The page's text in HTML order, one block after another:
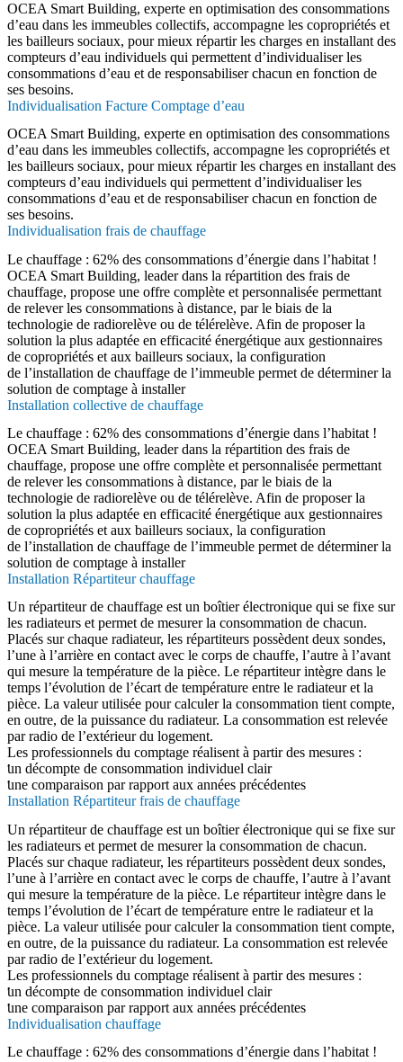
OCEA Smart Building, experte en optimisation des consommations
d’eau dans les immeubles collectifs, accompagne les copropriétés et
les bailleurs sociaux, pour mieux répartir les charges en installant des
compteurs d’eau individuels qui permettent d’individualiser les
consommations d’eau et de responsabiliser chacun en fonction de
ses besoins.
Individualisation Facture Comptage d’eau
OCEA Smart Building, experte en optimisation des consommations
d’eau dans les immeubles collectifs, accompagne les copropriétés et
les bailleurs sociaux, pour mieux répartir les charges en installant des
compteurs d’eau individuels qui permettent d’individualiser les
consommations d’eau et de responsabiliser chacun en fonction de
ses besoins.
Individualisation frais de chauffage
Le chauffage : 62% des consommations d’énergie dans l’habitat !
OCEA Smart Building, leader dans la répartition des frais de
chauffage, propose une offre complète et personnalisée permettant
de relever les consommations à distance, par le biais de la
technologie de radiorelève ou de télérelève. Afin de proposer la
solution la plus adaptée en efficacité énergétique aux gestionnaires
de copropriétés et aux bailleurs sociaux, la configuration
de l’installation de chauffage de l’immeuble permet de déterminer la
solution de comptage à installer
Installation collective de chauffage
Le chauffage : 62% des consommations d’énergie dans l’habitat !
OCEA Smart Building, leader dans la répartition des frais de
chauffage, propose une offre complète et personnalisée permettant
de relever les consommations à distance, par le biais de la
technologie de radiorelève ou de télérelève. Afin de proposer la
solution la plus adaptée en efficacité énergétique aux gestionnaires
de copropriétés et aux bailleurs sociaux, la configuration
de l’installation de chauffage de l’immeuble permet de déterminer la
solution de comptage à installer
Installation Répartiteur chauffage
Un répartiteur de chauffage est un boîtier électronique qui se fixe sur
les radiateurs et permet de mesurer la consommation de chacun.
Placés sur chaque radiateur, les répartiteurs possèdent deux sondes,
l’une à l’arrière en contact avec le corps de chauffe, l’autre à l’avant
qui mesure la température de la pièce. Le répartiteur intègre dans le
temps l’évolution de l’écart de température entre le radiateur et la
pièce. La valeur utilisée pour calculer la consommation tient compte,
en outre, de la puissance du radiateur. La consommation est relevée
par radio de l’extérieur du logement.
Les professionnels du comptage réalisent à partir des mesures :
un décompte de consommation individuel clair
une comparaison par rapport aux années précédentes
Installation Répartiteur frais de chauffage
Un répartiteur de chauffage est un boîtier électronique qui se fixe sur
les radiateurs et permet de mesurer la consommation de chacun.
Placés sur chaque radiateur, les répartiteurs possèdent deux sondes,
l’une à l’arrière en contact avec le corps de chauffe, l’autre à l’avant
qui mesure la température de la pièce. Le répartiteur intègre dans le
temps l’évolution de l’écart de température entre le radiateur et la
pièce. La valeur utilisée pour calculer la consommation tient compte,
en outre, de la puissance du radiateur. La consommation est relevée
par radio de l’extérieur du logement.
Les professionnels du comptage réalisent à partir des mesures :
un décompte de consommation individuel clair
une comparaison par rapport aux années précédentes
Individualisation chauffage
Le chauffage : 62% des consommations d’énergie dans l’habitat !